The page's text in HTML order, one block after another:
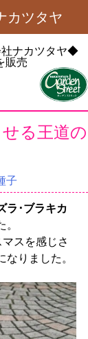
カツタヤ
ナカツタヤ◆
販売
る王道の
子
ラ･ブラキカ
スを感じさ
りました。